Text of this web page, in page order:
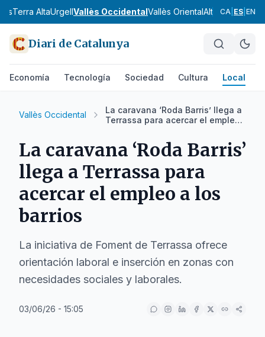
Terra AltaUrgellVallès OccidentalVallès OrientalAlt CampAlt
CA ES EN
Diari de Catalunya
Economía Tecnología Sociedad Cultura Local
Vallès Occidental
La caravana ‘Roda Barris’ llega a
Terrassa para acercar el empleo
La caravana ‘Roda Barris’
llega a Terrassa para
acercar el empleo a los
barrios
La iniciativa de Foment de Terrassa ofrece
orientación laboral e inserción en zonas con
necesidades sociales y laborales.
03/06/26 - 15:05